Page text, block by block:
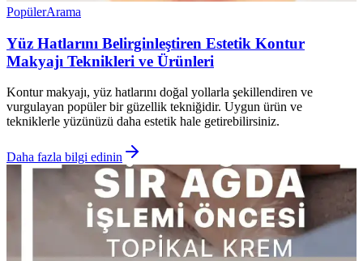
PopülerArama
Yüz Hatlarını Belirginleştiren Estetik Kontur
Makyajı Teknikleri ve Ürünleri
Kontur makyajı, yüz hatlarını doğal yollarla şekillendiren ve
vurgulayan popüler bir güzellik tekniğidir. Uygun ürün ve
tekniklerle yüzünüzü daha estetik hale getirebilirsiniz.
Daha fazla bilgi edinin